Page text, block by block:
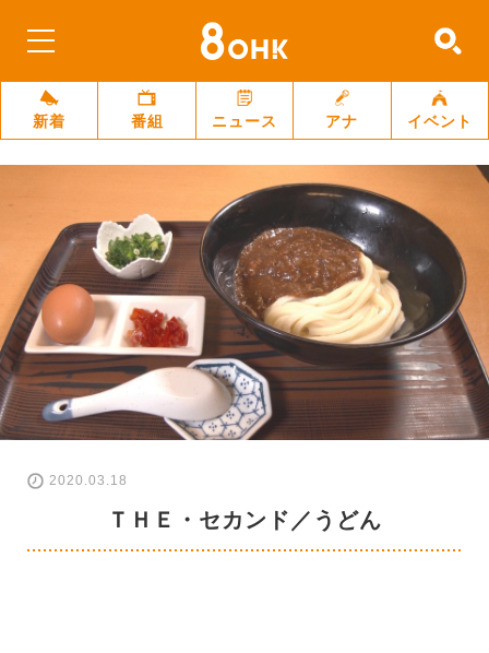
新着 番組 ニュース アナ イベント
2020.03.18
ＴＨＥ・セカンド／うどん